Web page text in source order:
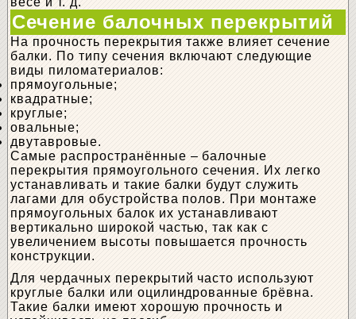
Сечение балочных перекрытий
На прочность перекрытия также влияет сечение
балки. По типу сечения включают следующие
виды пиломатериалов:
прямоугольные;
квадратные;
круглые;
овальные;
двутавровые.
Самые распространённые – балочные
перекрытия прямоугольного сечения. Их легко
устанавливать и такие балки будут служить
лагами для обустройства полов. При монтаже
прямоугольных балок их устанавливают
вертикально широкой частью, так как с
увеличением высоты повышается прочность
конструкции.
Для чердачных перекрытий часто используют
круглые балки или оцилиндрованные брёвна.
Такие балки имеют хорошую прочность и